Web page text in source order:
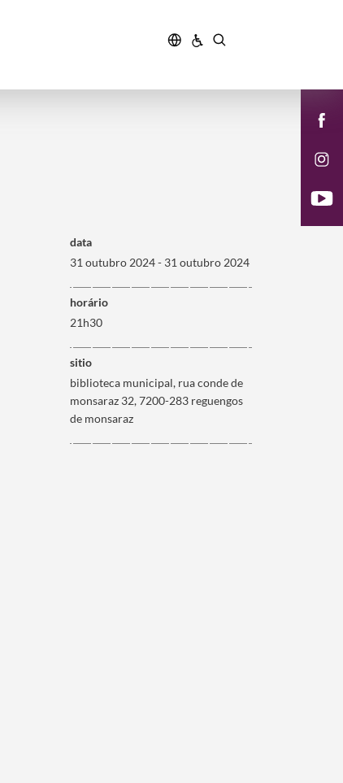
data
31 outubro 2024 - 31 outubro 2024
horário
21h30
sitio
biblioteca municipal, rua conde de
monsaraz 32, 7200-283 reguengos
de monsaraz